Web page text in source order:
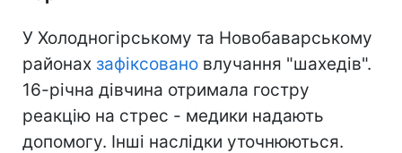
У Холодногірському та Новобаварському
районах зафіксовано влучання "шахедів".
16-річна дівчина отримала гостру
реакцію на стрес - медики надають
допомогу. Інші наслідки уточнюються.